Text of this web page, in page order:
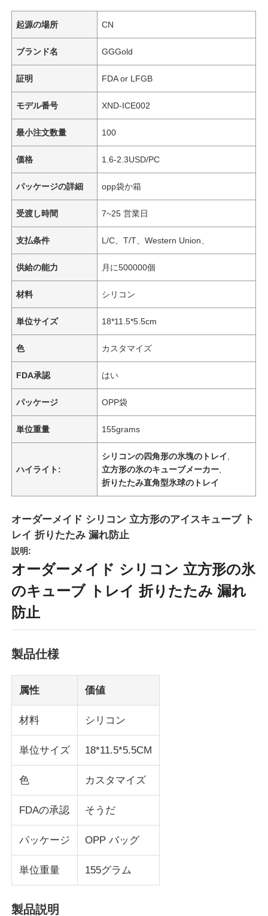
ホーム
製品
ビデオ
起源の場所 CN
ブランド名 GGGold
証明 FDA or LFGB
モデル番号 XND-ICE002
最小注文数量 100
価格 1.6-2.3USD/PC
パッケージの詳細 opp袋か箱
受渡し時間 7~25 営業日
支払条件 L/C、T/T、Western Union、
供給の能力 月に500000個
材料 シリコン
単位サイズ 18*11.5*5.5cm
色 カスタマイズ
FDA承認 はい
パッケージ OPP袋
単位重量 155grams
ハイライト:
シリコンの四角形の氷塊のトレイ
立方形の氷のキューブメーカー
折りたたみ直角型氷球のトレイ
オーダーメイド シリコン 立方形のアイスキューブ ト
レイ 折りたたみ 漏れ防止
説明:
オーダーメイド シリコン 立方形の氷
のキューブ トレイ 折りたたみ 漏れ
防止
製品仕様
属性 価値
材料 シリコン
単位サイズ 18*11.5*5.5CM
色 カスタマイズ
FDAの承認 そうだ
パッケージ OPP バッグ
単位重量 155グラム
製品説明